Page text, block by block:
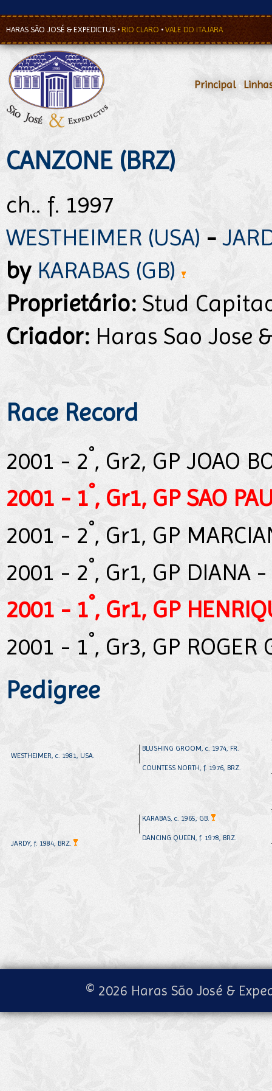
HARAS SÃO JOSÉ & EXPEDICTUS • RIO CLARO • VALE DO ITAJARA
Principal•
CANZONE (BRZ)
ch.. f. 1997
WESTHEIMER (USA) -
by KARABAS (GB)
Proprietário: Stud
Criador: Haras Sao Jose
Race Record
2001 - 2°, Gr2, GP JOAO
2001 - 1°, Gr1, GP SAO
2001 - 2°, Gr1, GP
2001 - 2°, Gr1, GP DIANA -
2001 - 1°, Gr1, GP
2001 - 1°, Gr3, GP ROGER
Pedigree
WESTHEIMER, c. 1981, USA.
JARDY, f. 1984, BRZ.
BLUSHING GROOM, c. 1974, FR.
COUNTESS NORTH, f. 1976, BRZ.
KARABAS, c. 1965, GB.
DANCING QUEEN, f. 1978, BRZ.
© 2026 Haras São José &